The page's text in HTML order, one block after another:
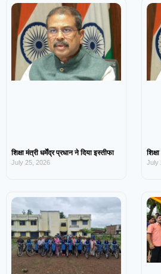
शिक्षा मंत्री धर्मेंद्र प्रधान ने दिया इस्तीफा
July 25, 2026 July